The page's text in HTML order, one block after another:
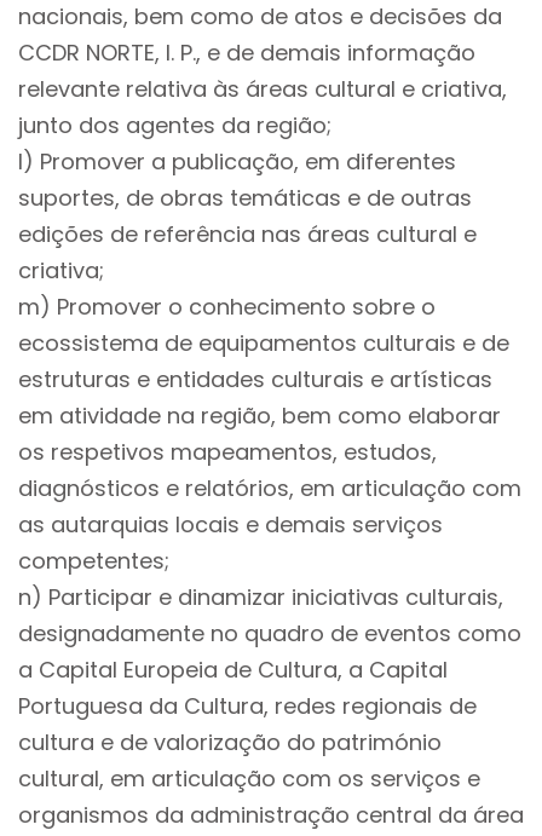
nacionais, bem como de atos e decisões da
CCDR NORTE, I. P., e de demais informação
relevante relativa às áreas cultural e criativa,
junto dos agentes da região;
l) Promover a publicação, em diferentes
suportes, de obras temáticas e de outras
edições de referência nas áreas cultural e
criativa;
m) Promover o conhecimento sobre o
ecossistema de equipamentos culturais e de
estruturas e entidades culturais e artísticas
em atividade na região, bem como elaborar
os respetivos mapeamentos, estudos,
diagnósticos e relatórios, em articulação com
as autarquias locais e demais serviços
competentes;
n) Participar e dinamizar iniciativas culturais,
designadamente no quadro de eventos como
a Capital Europeia de Cultura, a Capital
Portuguesa da Cultura, redes regionais de
cultura e de valorização do património
cultural, em articulação com os serviços e
organismos da administração central da área